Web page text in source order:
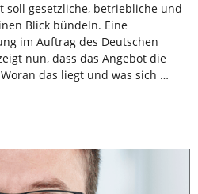
soll gesetzliche, betriebliche und
Blick bündeln. Eine
im Auftrag des Deutschen
nun, dass das Angebot die
das liegt und was sich …